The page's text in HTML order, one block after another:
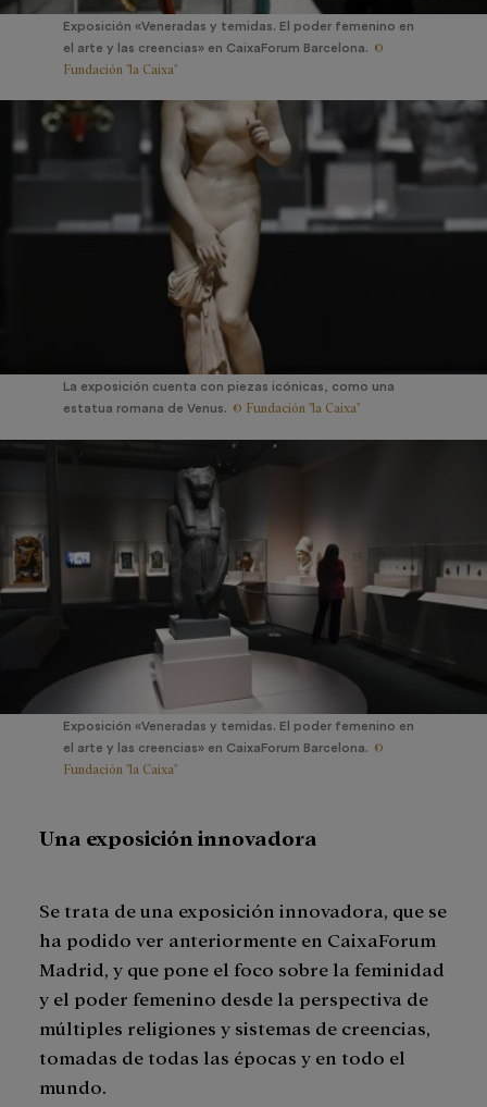
Exposición «Veneradas y temidas. El poder femenino en
el arte y las creencias» en CaixaForum Barcelona. ©
Fundación "la Caixa"
La exposición cuenta con piezas icónicas, como una
estatua romana de Venus. © Fundación "la Caixa"
Exposición «Veneradas y temidas. El poder femenino en
el arte y las creencias» en CaixaForum Barcelona. ©
Fundación "la Caixa"
Una exposición innovadora
Se trata de una exposición innovadora, que se
ha podido ver anteriormente en CaixaForum
Madrid, y que pone el foco sobre la feminidad
y el poder femenino desde la perspectiva de
múltiples religiones y sistemas de creencias,
tomadas de todas las épocas y en todo el
mundo.